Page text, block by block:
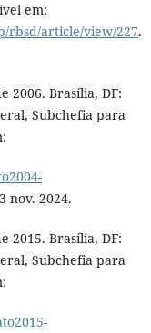
em:
rbsd/article/view/227.
2006. Brasília, DF:
Subchefia para
nov. 2024.
2015. Brasília, DF:
Subchefia para